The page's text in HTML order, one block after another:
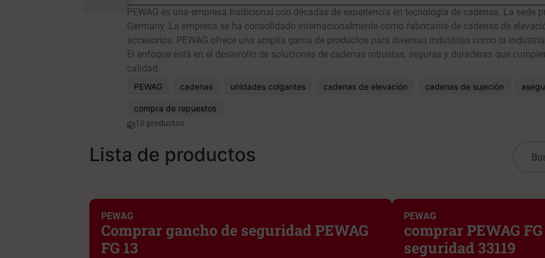
PEWAG es una empresa tradicional con décadas de experiencia en tecnología de cadenas. La sede
Germany. La empresa se ha consolidado internacionalmente como fabricante de cadenas de
accesorios. PEWAG ofrece una amplia gama de productos para diversas industrias como la
El enfoque está en el desarrollo de soluciones de cadenas robustas, seguras y duraderas que
calidad.
PEWAG cadenas unidades colgantes cadenas de elevación cadenas de sujeción
compra de repuestos
10 productos
Lista de productos
PEWAG
Comprar gancho de seguridad PEWAG
FG 13
PEWAG
comprar PEWAG
seguridad 33119